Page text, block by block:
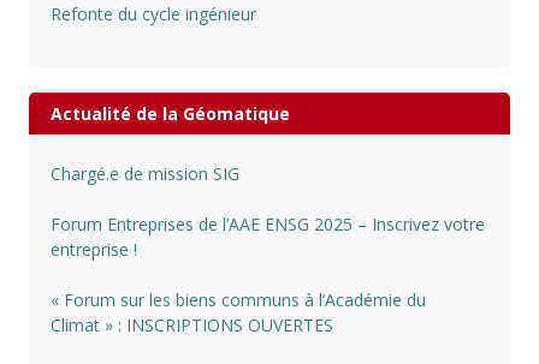
Refonte du cycle ingénieur
Actualité de la Géomatique
Chargé.e de mission SIG
Forum Entreprises de l’AAE ENSG 2025 – Inscrivez votre
entreprise !
« Forum sur les biens communs à l’Académie du
Climat » : INSCRIPTIONS OUVERTES